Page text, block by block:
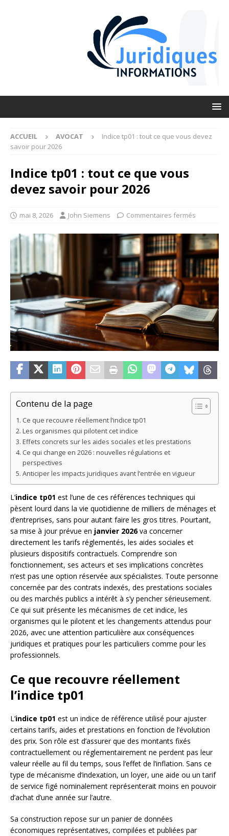
ACCUEIL AVOCAT
Indice tp01 : tout ce que vous devez
savoir pour 2026
Indice tp01 : tout ce que vous
devez savoir pour 2026
mai 8, 2026 John Siemens Commentaires fermés
Contenu de la page
Ce que recouvre réellement l’indice tp01
Les organismes qui pilotent cet indice
Effets concrets sur les aides sociales et les prestations
Ce qui change en 2026 : nouvelles régulations et
perspectives
Anticiper les impacts juridiques avant l’entrée en vigueur
L’indice tp01 est l’une de ces références techniques qui
pèsent lourd dans la vie quotidienne de milliers de ménages et
d’entreprises, sans pour autant faire les gros titres. Pourtant,
sa mise à jour prévue en janvier 2026va concerner
directement les tarifs réglementés, les aides sociales et
plusieurs dispositifs contractuels. Comprendre son
fonctionnement, ses acteurs et ses implications concrètes
n’est pas une option réservée aux spécialistes. Toute personne
concernée par des contrats indexés, des prestations sociales
ou des marchés publics a intérêt à s’y pencher sérieusement.
Ce qui suit présente les mécanismes de cet indice, les
organismes qui le pilotent et les changements attendus pour
2026, avec une attention particulière aux conséquences
juridiques et pratiques pour les particuliers comme pour les
professionnels.
Ce que recouvre réellement
l’indice tp01
L’indice tp01 est un indice de référence utilisé pour ajuster
certains tarifs, aides et prestations en fonction de l’évolution
des prix. Son rôle est d’assurer que des montants fixés
contractuellement ou réglementairement ne perdent pas leur
valeur réelle au fil du temps, sous l’effet de l’inflation. Sans ce
type de mécanisme d’indexation, un loyer, une aide ou un tarif
de service figé nominalement représenterait moins en pouvoir
d’achat d’une année sur l’autre.
Sa construction repose sur un panier de données
économiques représentatives, compilées et publiées par